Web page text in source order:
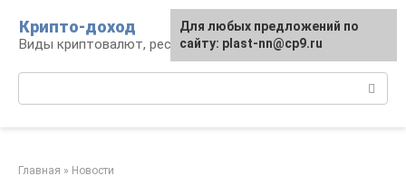
контенту
Крипто-доход
Виды криптовалют, ресурсы и сервисы
Главная » Новости
Для любых предложений по
сайту: plast-nn@cp9.ru